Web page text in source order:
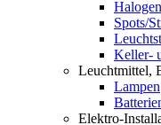
Spots/
Keller-
Leuchtmittel,
Lampen
Elektro-